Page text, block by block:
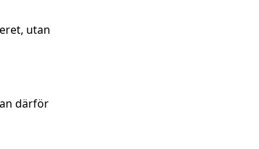
utan
därför